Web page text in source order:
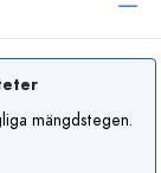
mängdstegen.